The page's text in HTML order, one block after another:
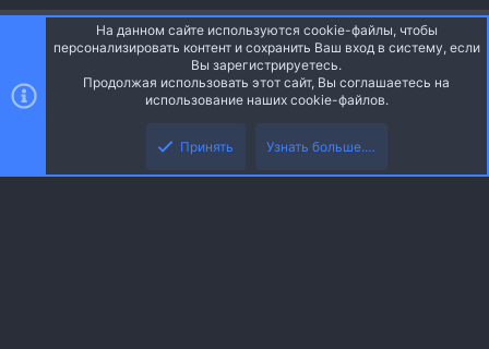
Обратная связь
Условия и правила
Политика конфиденциальности
Style and add-ons by ThemeHouse
Перевод от Jumuro ®
Запросы 14 Время 0.0404s
3.43MB
Верх
На данном сайте используются cookie-файлы, чтобы
персонализировать контент и сохранить Ваш вход в систему, если
Вы зарегистрируетесь.
Продолжая использовать этот сайт, Вы соглашаетесь на
использование наших cookie-файлов.
Принять Узнать больше.…